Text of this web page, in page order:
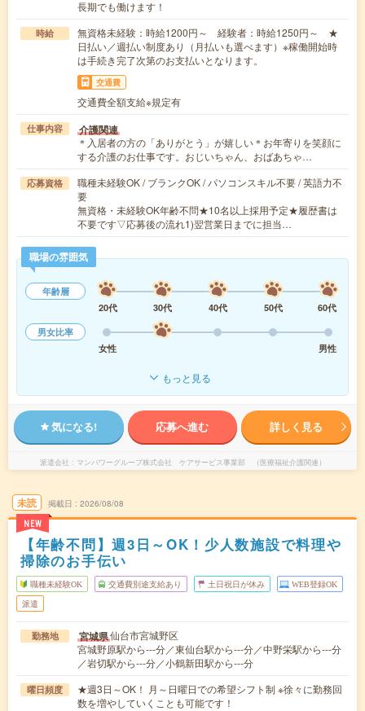
長期でも働けます！
時給
無資格未経験：時給1200円～ 経験者：時給1250円～ ★
日払い／週払い制度あり（月払いも選べます）※稼働開始時
は手続き完了次第のお支払いとなります。
交通費
交通費全額支給※規定有
仕事内容 介護関連
＊入居者の方の「ありがとう」が嬉しい＊お年寄りを笑顔に
する介護のお仕事です。おじいちゃん、おばあちゃ…
応募資格
職種未経験OK / ブランクOK / パソコンスキル不要 / 英語力不
要
無資格・未経験OK年齢不問★10名以上採用予定★履歴書は
不要です▽応募後の流れ1)翌営業日までに担当…
職場の雰囲気
年齢層
20代
30代 40代 50代
60代
男女比率
女性
男性
もっと見る
気になる! 応募へ進む 詳しく見る
派遣会社 マンパワーグループ株式会社 ケアサービス事業部 （医療福祉介護関連）
未読
NEW
掲載日 2026/08/08
【年齢不問】週3日～OK！少人数施設で料理や
掃除のお手伝い
職種未経験OK 交通費別途支給あり 土日祝日が休み WEB登録OK
派遣
勤務地 宮城県仙台市宮城野区
宮城野原駅から---分／東仙台駅から---分／中野栄駅から---分
／岩切駅から---分／小鶴新田駅から---分
曜日頻度
★週3日～OK！ 月～日曜日での希望シフト制 ※徐々に勤務回
数を増やしていくことも可能です！